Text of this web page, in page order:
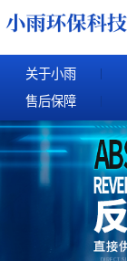
关于小雨
售后保障